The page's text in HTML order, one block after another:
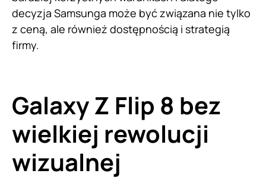
decyzja Samsunga może być związana nie tylko
z ceną, ale również dostępnością i strategią
firmy.
Galaxy Z Flip 8 bez
wielkiej rewolucji
wizualnej